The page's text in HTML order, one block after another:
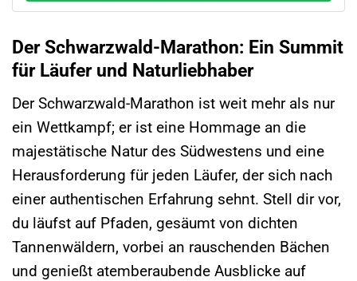
Der Schwarzwald-Marathon: Ein Summit
für Läufer und Naturliebhaber
Der Schwarzwald-Marathon ist weit mehr als nur
ein Wettkampf; er ist eine Hommage an die
majestätische Natur des Südwestens und eine
Herausforderung für jeden Läufer, der sich nach
einer authentischen Erfahrung sehnt. Stell dir vor,
du läufst auf Pfaden, gesäumt von dichten
Tannenwäldern, vorbei an rauschenden Bächen
und genießt atemberaubende Ausblicke auf